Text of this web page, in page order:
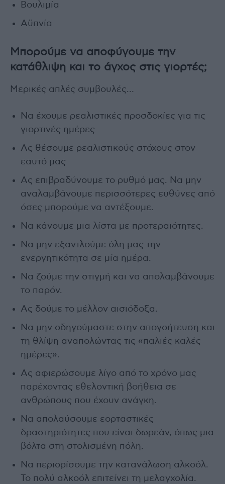
Βουλιμία
Αϋπνία
Μπορούμε να αποφύγουμε την
κατάθλιψη και το άγχος στις γιορτές;
Μερικές απλές συμβουλές…
Να έχουμε ρεαλιστικές προσδοκίες για τις
γιορτινές ημέρες
Ας θέσουμε ρεαλιστικούς στόχους στον
εαυτό μας
Ας επιβραδύνουμε το ρυθμό μας. Να μην
αναλαμβάνουμε περισσότερες ευθύνες από
όσες μπορούμε να αντέξουμε.
Να κάνουμε μια λίστα με προτεραιότητες.
Να μην εξαντλούμε όλη μας την
ενεργητικότητα σε μία ημέρα.
Να ζούμε την στιγμή και να απολαμβάνουμε
το παρόν.
Ας δούμε το μέλλον αισιόδοξα.
Να μην οδηγούμαστε στην απογοήτευση και
τη θλίψη αναπολώντας τις «παλιές καλές
ημέρες».
Ας αφιερώσουμε λίγο από το χρόνο μας
παρέχοντας εθελοντική βοήθεια σε
ανθρώπους που έχουν ανάγκη.
Να απολαύσουμε εορταστικές
δραστηριότητες που είναι δωρεάν, όπως μια
βόλτα στη στολισμένη πόλη.
Να περιορίσουμε την κατανάλωση αλκοόλ.
Το πολύ αλκοόλ επιτείνει τη μελαγχολία.